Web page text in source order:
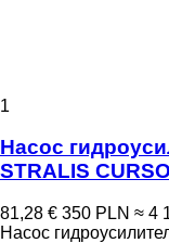
1
Насос
STRALIS
81,28 € 350 PLN ≈ 4
Насос